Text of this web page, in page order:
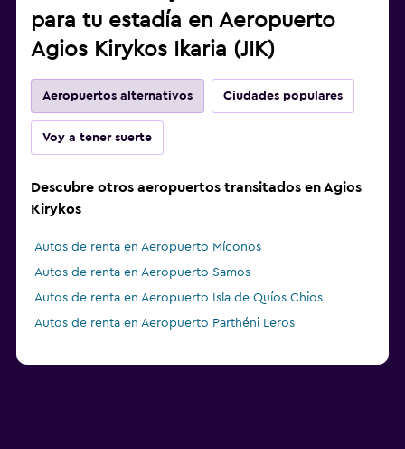
para tu estadía en Aeropuerto
Agios Kirykos Ikaria (JIK)
Aeropuertos alternativos Ciudades populares
Voy a tener suerte
Descubre otros aeropuertos transitados en Agios
Kirykos
Autos de renta en Aeropuerto Míconos
Autos de renta en Aeropuerto Samos
Autos de renta en Aeropuerto Isla de Quíos Chios
Autos de renta en Aeropuerto Parthéni Leros